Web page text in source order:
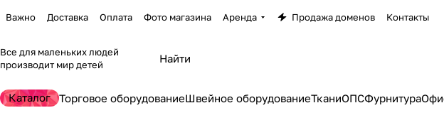
Важно Доставка Оплата Фото магазина Аренда Продажа доменов Контакты
Все для маленьких людей
производит мир детей
Каталог Торговое оборудованиеШвейное оборудованиеТканиОПСФурнитура